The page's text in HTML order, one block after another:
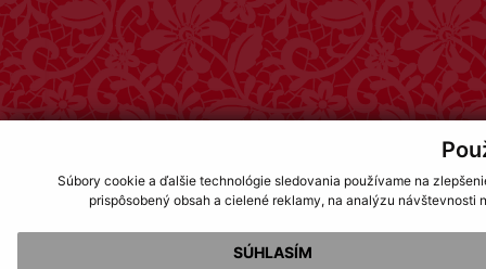
Súbory cookie a ďalšie technológie sledovania používame na
prispôsobený obsah a cielené reklamy, na analýzu
SÚHLASÍM